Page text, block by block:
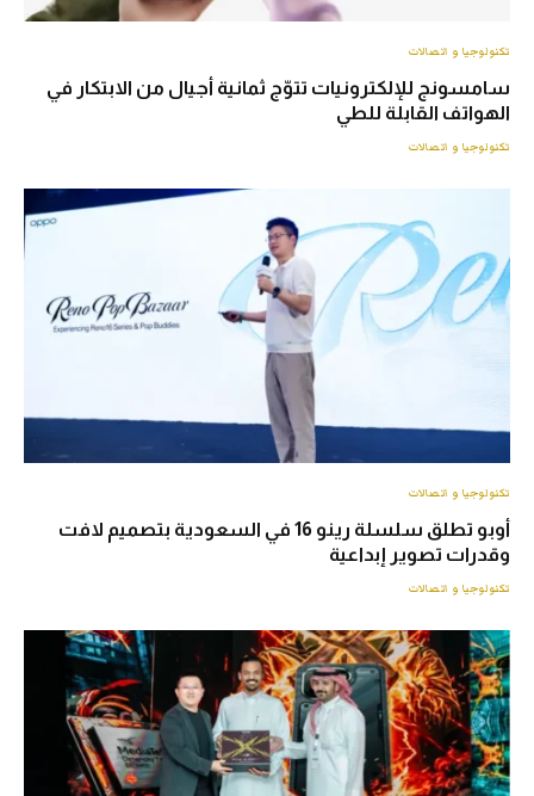
تكنولوجيا و اتصالات
سامسونج للإلكترونيات تتوّج ثمانية أجيال من الابتكار في
الهواتف القابلة للطي
تكنولوجيا و اتصالات
تكنولوجيا و اتصالات
أوبو تطلق سلسلة رينو 16 في السعودية بتصميم لافت
وقدرات تصوير إبداعية
تكنولوجيا و اتصالات